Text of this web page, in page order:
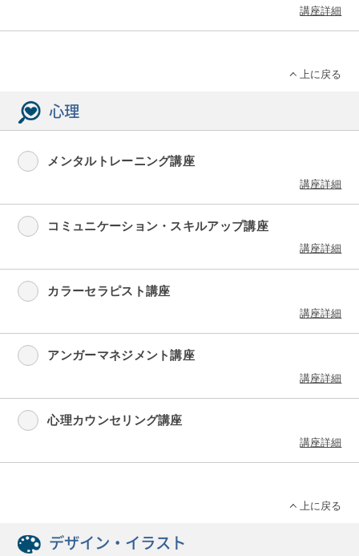
講座詳細
上に戻る
心理
メンタルトレーニング講座
講座詳細
コミュニケーション・スキルアップ講座
講座詳細
カラーセラピスト講座
講座詳細
アンガーマネジメント講座
講座詳細
心理カウンセリング講座
講座詳細
上に戻る
デザイン・イラスト